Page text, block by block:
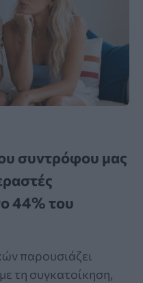
συντρόφου μας
44% του
παρουσιάζει
τη συγκατοίκηση,